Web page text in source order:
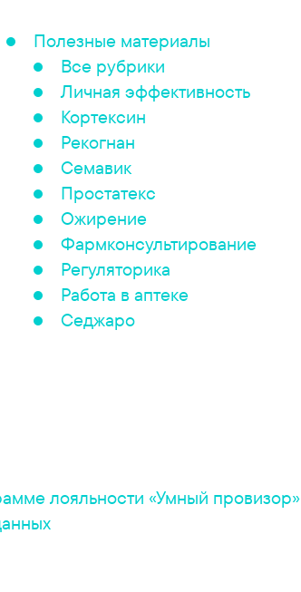
Полезные материалы
Все рубрики
Личная эффективность
Кортексин
Рекогнан
Семавик
Простатекс
Ожирение
Фармконсультирование
Регуляторика
Работа в аптеке
Седжаро
лояльности «Умный провизор»